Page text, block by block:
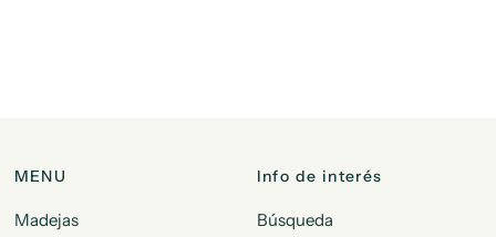
MENU
Madejas
Info de interés
Búsqueda